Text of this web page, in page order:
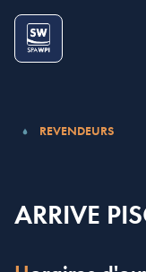
REVENDEURS
ARRIVE